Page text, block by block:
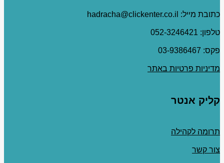
כתובת מייל: hadracha@clickenter.co.il
טלפון: 052-3246421
פקס: 03-9386467
מדיניות פרטיות באתר
קליק אנטר
תרומה לקהילה
צור קשר